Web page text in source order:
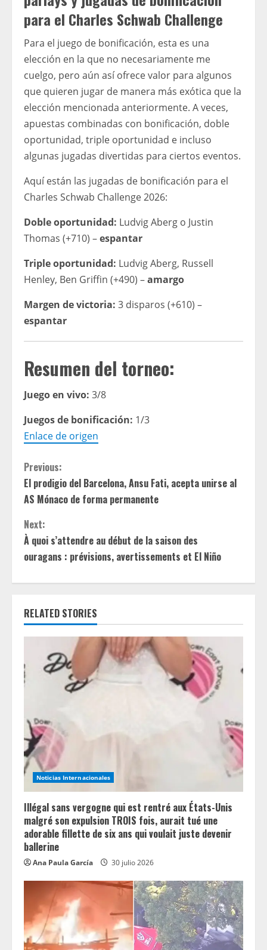
para el Charles Schwab Challenge
Para el juego de bonificación, esta es una
elección en la que no necesariamente me
cuelgo, pero aún así ofrece valor para algunos
que quieren jugar de manera más exótica que la
elección mencionada anteriormente. A veces,
apuestas combinadas con bonificación, doble
oportunidad, triple oportunidad e incluso
algunas jugadas divertidas para ciertos eventos.
Aquí están las jugadas de bonificación para el
Charles Schwab Challenge 2026:
Doble oportunidad: Ludvig Aberg o Justin
Thomas (+710) –espantar
Triple oportunidad: Ludvig Aberg, Russell
Henley, Ben Griffin (+490) –amargo
Margen de victoria: 3 disparos (+610) –
espantar
Resumen del torneo:
Juego en vivo: 3/8
Juegos de bonificación: 1/3
Enlace de origen
C
o
n
t
u
R
a
d
i
n
g
Previous:
El prodigio del Barcelona, ​​Ansu Fati, acepta unirse al
AS Mónaco de forma permanente
Next:
À quoi s’attendre au début de la saison des
ouragans : prévisions, avertissements et El Niño
RELATED STORIES
Noticias Internacionales
Illégal sans vergogne qui est rentré aux États-Unis
malgré son expulsion TROIS fois, aurait tué une
adorable fillette de six ans qui voulait juste devenir
ballerine
Ana Paula García 30 julio 2026